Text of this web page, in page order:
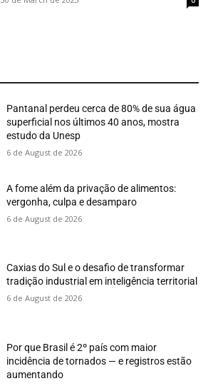
Pantanal perdeu cerca de 80% de sua água
superficial nos últimos 40 anos, mostra
estudo da Unesp
6 de August de 2026
A fome além da privação de alimentos:
vergonha, culpa e desamparo
6 de August de 2026
Caxias do Sul e o desafio de transformar
tradição industrial em inteligência territorial
6 de August de 2026
Por que Brasil é 2º país com maior
incidência de tornados — e registros estão
aumentando